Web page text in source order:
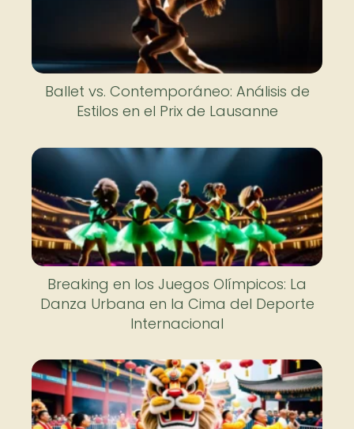
Ballet vs. Contemporáneo: Análisis de
Estilos en el Prix de Lausanne
Breaking en los Juegos Olímpicos: La
Danza Urbana en la Cima del Deporte
Internacional